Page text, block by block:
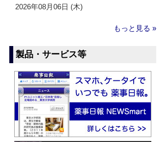
2026年08月06日 (木)
もっと見る »
製品・サービス等